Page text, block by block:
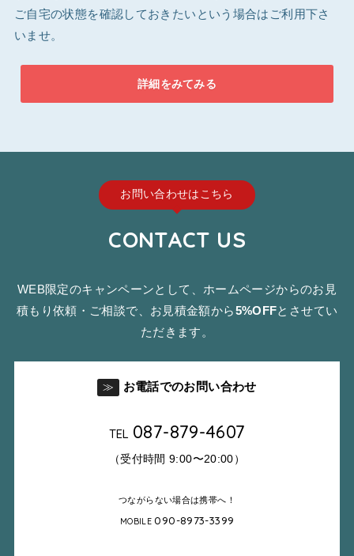
ご自宅の状態を確認しておきたいという場合はご利用下さ
いませ。
詳細をみてみる
お問い合わせはこちら
CONTACT US
WEB限定のキャンペーンとして、ホームページからのお見
積もり依頼・ご相談で、お見積金額から5%OFFとさせてい
ただきます。
≫ お電話でのお問い合わせ
TEL 087-879-4607
（受付時間 9:00〜20:00）
つながらない場合は携帯へ！
MOBILE090-8973-3399